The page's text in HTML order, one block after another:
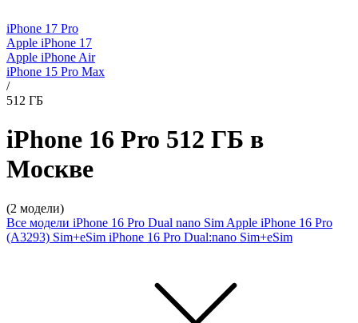
iPhone 17 Pro
Apple iPhone 17
Apple iPhone Air
iPhone 15 Pro Max
/
512 ГБ
iPhone 16 Pro 512 ГБ в
Москве
(2 модели)
Все модели iPhone 16 Pro Dual nano Sim Apple iPhone 16 Pro
(A3293) Sim+eSim iPhone 16 Pro Dual:nano Sim+eSim